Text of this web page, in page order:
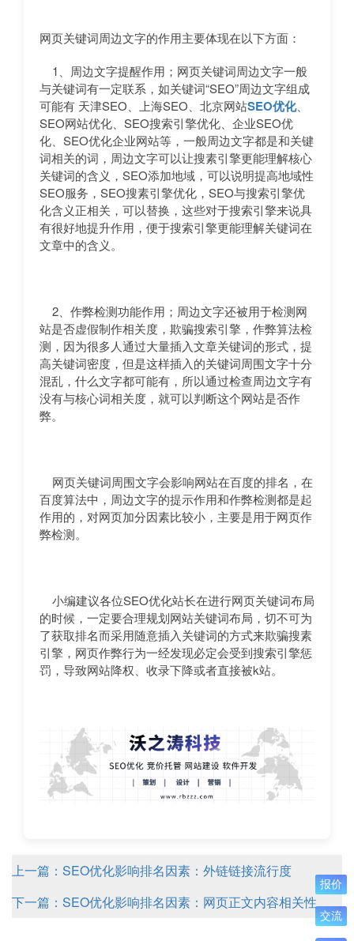
网页关键词周边文字的作用主要体现在以下方面：
1、周边文字提醒作用；网页关键词周边文字一般
与关键词有一定联系，如关键词“SEO”周边文字组成
可能有 天津SEO、上海SEO、北京网站SEO优化、
SEO网站优化、SEO搜索引擎优化、企业SEO优
化、SEO优化企业网站等，一般周边文字都是和关键
词相关的词，周边文字可以让搜素引擎更能理解核心
关键词的含义，SEO添加地域，可以说明提高地域性
SEO服务，SEO搜素引擎优化，SEO与搜索引擎优
化含义正相关，可以替换，这些对于搜索引擎来说具
有很好地提升作用，便于搜索引擎更能理解关键词在
文章中的含义。
2、作弊检测功能作用；周边文字还被用于检测网
站是否虚假制作相关度，欺骗搜索引擎，作弊算法检
测，因为很多人通过大量插入文章关键词的形式，提
高关键词密度，但是这样插入的关键词周围文字十分
混乱，什么文字都可能有，所以通过检查周边文字有
没有与核心词相关度，就可以判断这个网站是否作
弊。
网页关键词周围文字会影响网站在百度的排名，在
百度算法中，周边文字的提示作用和作弊检测都是起
作用的，对网页加分因素比较小，主要是用于网页作
弊检测。
小编建议各位SEO优化站长在进行网页关键词布局
的时候，一定要合理规划网站关键词布局，切不可为
了获取排名而采用随意插入关键词的方式来欺骗搜素
引擎，网页作弊行为一经发现必定会受到搜索引擎惩
罚，导致网站降权、收录下降或者直接被k站。
上一篇：SEO优化影响排名因素：外链链接流行度
下一篇：SEO优化影响排名因素：网页正文内容相关性
报价
交流